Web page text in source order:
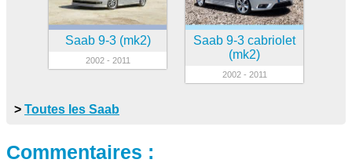
Saab 9-3 (mk2)
2002 - 2011
Saab 9-3 cabriolet
(mk2)
2002 - 2011
> Toutes les Saab
Commentaires :